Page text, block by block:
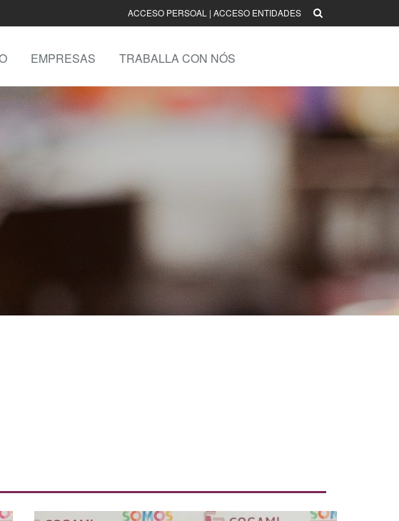
ACCESO PERSOAL | ACCESO ENTIDADES
EMPRESAS TRABALLA CON NÓS